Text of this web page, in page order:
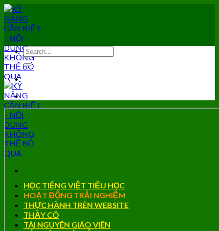
Skip
to
content
HỌC TIẾNG VIỆT TIỂU HỌC
HOẠT ĐỘNG TRẢI NGHIỆM
THỰC HÀNH TRÊN WEBSITE
THẦY CÔ
TÀI NGUYÊN GIÁO VIÊN